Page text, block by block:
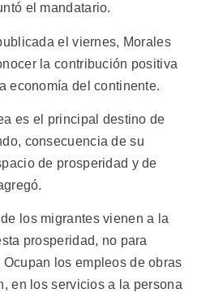
el mandatario.
el viernes, Morales
la contribución positiva
economía del continente.
es el principal destino de
consecuencia de su
de prosperidad y de
los migrantes vienen a la
prosperidad, no para
los empleos de obras
en los servicios a la persona